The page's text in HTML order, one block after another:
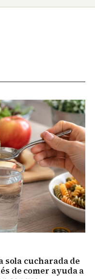
sola cucharada de
de comer ayuda a